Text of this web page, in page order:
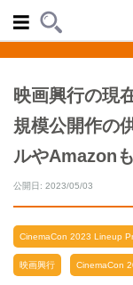
映画興行の現
規模公開作の
ルやAmazon
公開日: 2023/05/03
CinemaCon 2023 Lineup
映画興行 CinemaCon